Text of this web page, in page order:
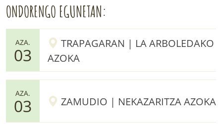
ONDORENGO EGUNETAN:
AZA.
03
TRAPAGARAN | LA ARBOLEDAKO
AZOKA
AZA.
03 ZAMUDIO | NEKAZARITZA AZOKA